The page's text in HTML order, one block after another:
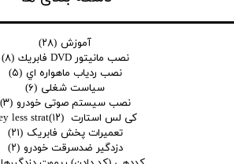
آموزش (۲۸)
نصب مانيتور DVD فابريك
(۸)
نصب ردياب ماهواره اي (۵)
سیاست شغلی (۶)
نصب سیستم صوتی خودرو (۳)
کی لس استارت key less strat (۱۲)
تعمیرات پخش فابریک (۲۱)
دزدگیر ضدسرقت خودرو (۲)